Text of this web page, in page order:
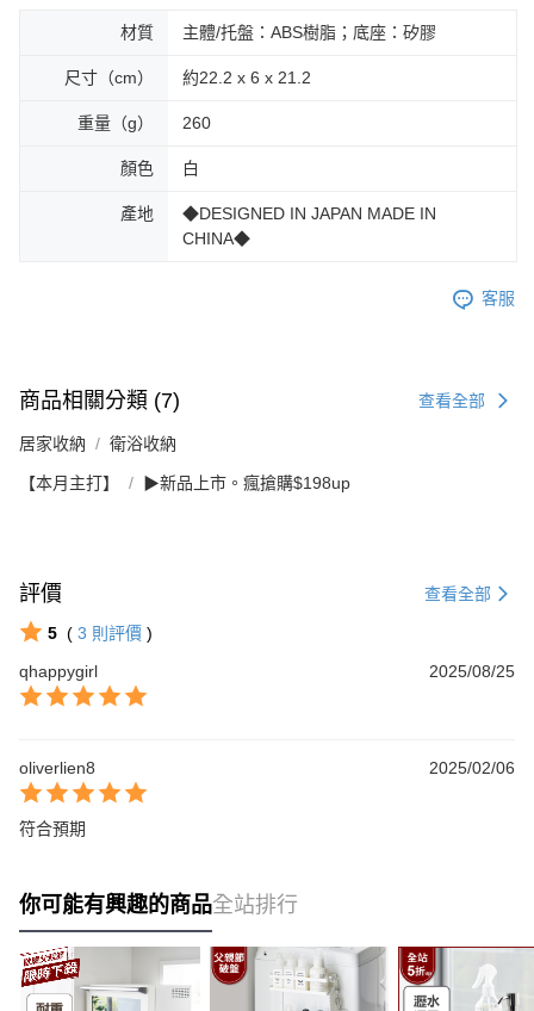
材質 主體/托盤：ABS樹脂；底座：矽膠
尺寸（cm） 約22.2 x 6 x 21.2
重量（g） 260
顏色 白
產地
◆DESIGNED IN JAPAN MADE IN
CHINA◆
客服
商品相關分類 (7) 查看全部
居家收納 衛浴收納
【本月主打】 ▶新品上市。瘋搶購$198up
評價 查看全部
5 ( 3 則評價 )
qhappygirl
2025/08/25
oliverlien8 2025/02/06
符合預期
你可能有興趣的商品全站排行